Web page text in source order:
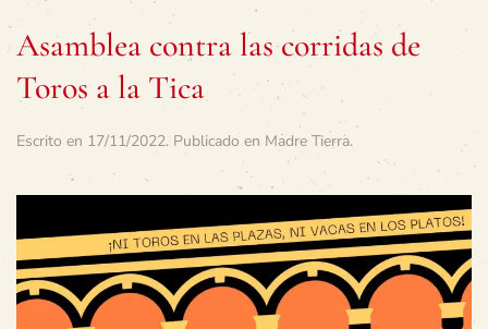
Asamblea contra las corridas de
Toros a la Tica
Escrito en 17/11/2022. Publicado en Madre Tierra.